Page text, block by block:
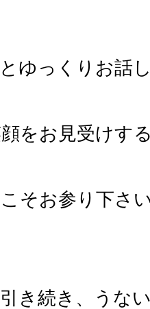
ゆっくりお話
をお見受けす
そお参り下さ
き続き、うな